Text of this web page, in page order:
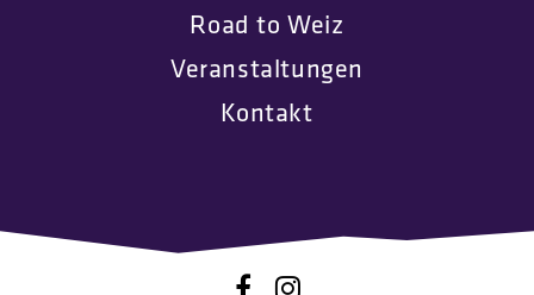
Road to Weiz
Veranstaltungen
Kontakt